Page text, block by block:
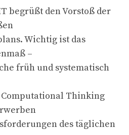
begrüßt den Vorstoß der
Wichtig ist das
–
früh und systematisch
Thinking
des täglichen